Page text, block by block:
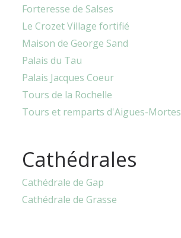
Forteresse de Salses
Le Crozet Village fortifié
Maison de George Sand
Palais du Tau
Palais Jacques Coeur
Tours de la Rochelle
Tours et remparts d'Aigues-Mortes
Cathédrales
Cathédrale de Gap
Cathédrale de Grasse